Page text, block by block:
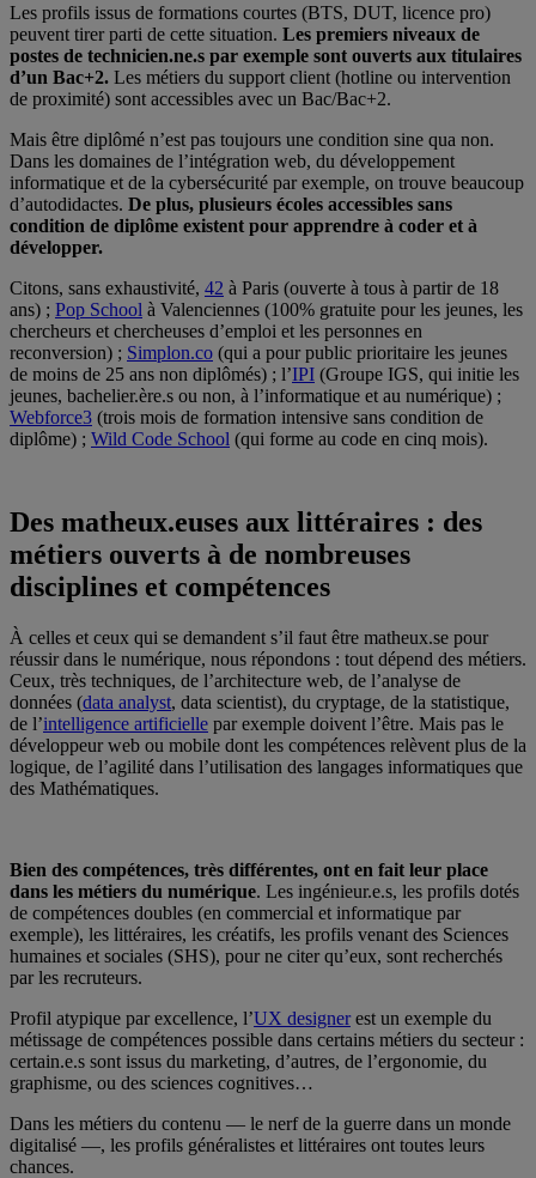
Les profils issus de formations courtes (BTS, DUT, licence pro)
peuvent tirer parti de cette situation. Les premiers niveaux de
postes de technicien.ne.s par exemple sont ouverts aux titulaires
d’un Bac+2. Les métiers du support client (hotline ou intervention
de proximité) sont accessibles avec un Bac/Bac+2.
Mais être diplômé n’est pas toujours une condition sine qua non.
Dans les domaines de l’intégration web, du développement
informatique et de la cybersécurité par exemple, on trouve beaucoup
d’autodidactes. De plus, plusieurs écoles accessibles sans
condition de diplôme existent pour apprendre à coder et à
développer.
Citons, sans exhaustivité, 42 à Paris (ouverte à tous à partir de 18
ans) ; Pop School à Valenciennes (100% gratuite pour les jeunes, les
chercheurs et chercheuses d’emploi et les personnes en
reconversion) ; Simplon.co (qui a pour public prioritaire les jeunes
de moins de 25 ans non diplômés) ; l’IPI (Groupe IGS, qui initie les
jeunes, bachelier.ère.s ou non, à l’informatique et au numérique) ;
Webforce3 (trois mois de formation intensive sans condition de
diplôme) ; Wild Code School (qui forme au code en cinq mois).
Des matheux.euses aux littéraires : des
métiers ouverts à de nombreuses
disciplines et compétences
À celles et ceux qui se demandent s’il faut être matheux.se pour
réussir dans le numérique, nous répondons : tout dépend des métiers.
Ceux, très techniques, de l’architecture web, de l’analyse de
données (data analyst, data scientist), du cryptage, de la statistique,
de l’intelligence artificielle par exemple doivent l’être. Mais pas le
développeur web ou mobile dont les compétences relèvent plus de la
logique, de l’agilité dans l’utilisation des langages informatiques que
des Mathématiques.
Bien des compétences, très différentes, ont en fait leur place
dans les métiers du numérique. Les ingénieur.e.s, les profils dotés
de compétences doubles (en commercial et informatique par
exemple), les littéraires, les créatifs, les profils venant des Sciences
humaines et sociales (SHS), pour ne citer qu’eux, sont recherchés
par les recruteurs.
Profil atypique par excellence, l’UX designerest un exemple du
métissage de compétences possible dans certains métiers du secteur :
certain.e.s sont issus du marketing, d’autres, de l’ergonomie, du
graphisme, ou des sciences cognitives…
Dans les métiers du contenu — le nerf de la guerre dans un monde
digitalisé —, les profils généralistes et littéraires ont toutes leurs
chances.